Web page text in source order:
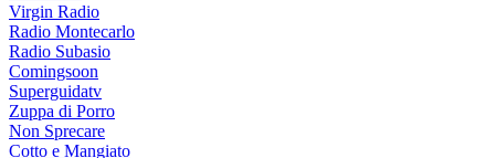
Virgin Radio
Radio Montecarlo
Radio Subasio
Comingsoon
Superguidatv
Zuppa di Porro
Non Sprecare
Cotto e Mangiato